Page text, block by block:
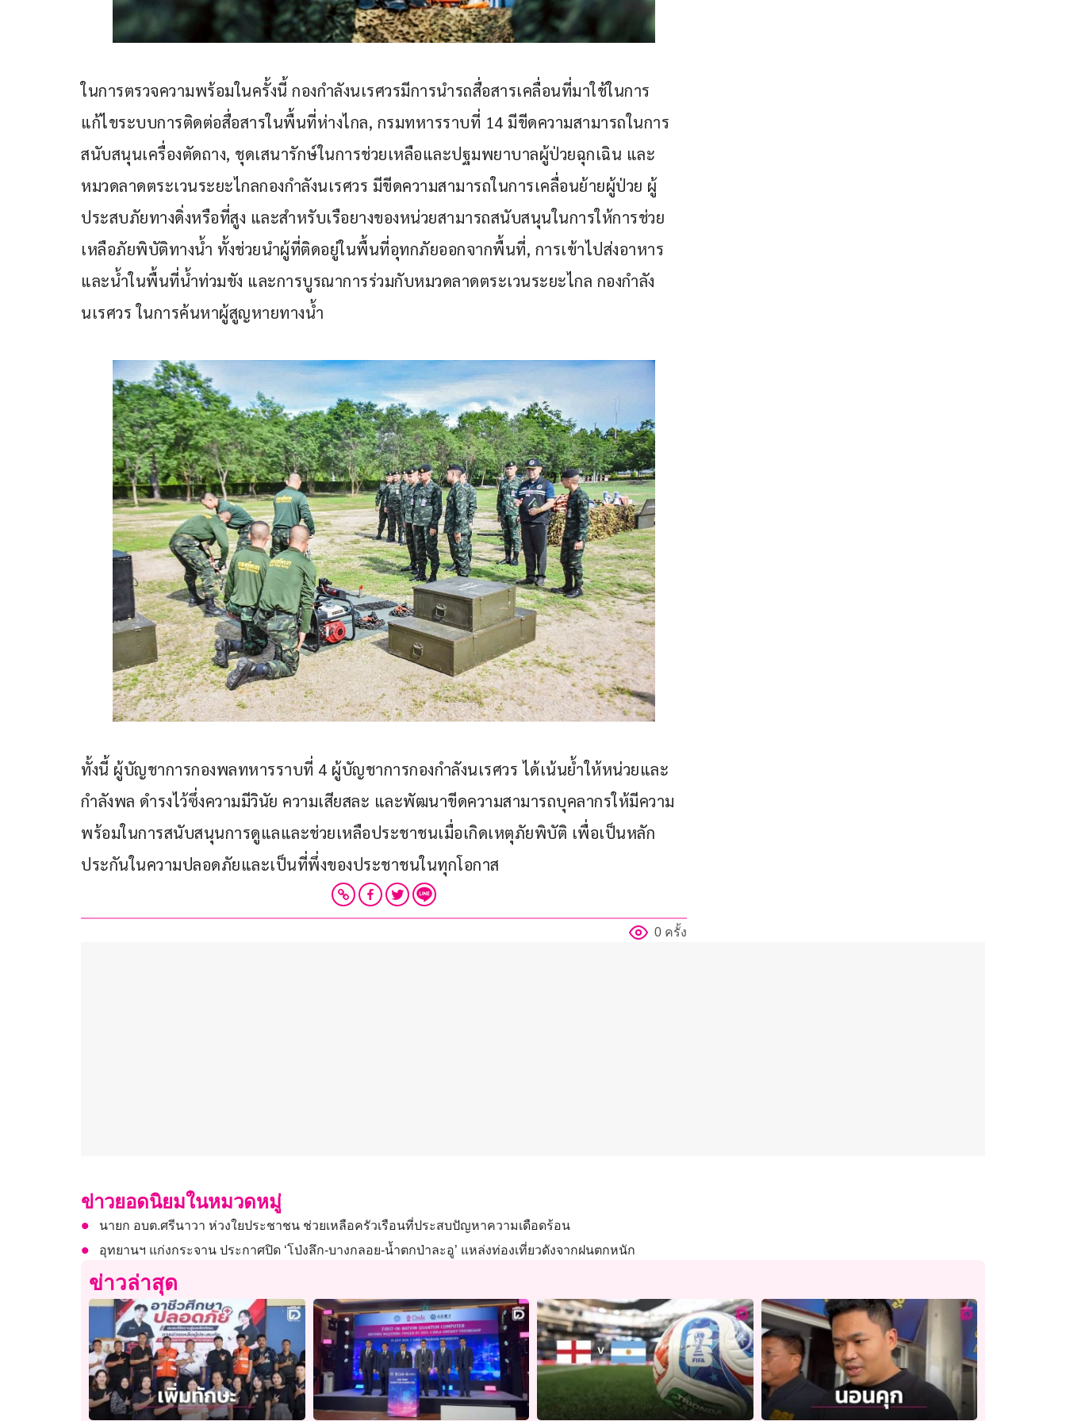
ในการตรวจความพร้อมในครั้งนี้ กองกำลังนเรศวรมีการนำรถสื่อสารเคลื่อนที่มาใช้ในการ
แก้ไขระบบการติดต่อสื่อสารในพื้นที่ห่างไกล, กรมทหารราบที่ 14 มีขีดความสามารถในการ
สนับสนุนเครื่องตัดถาง, ชุดเสนารักษ์ในการช่วยเหลือและปฐมพยาบาลผู้ป่วยฉุกเฉิน และ
หมวดลาดตระเวนระยะไกลกองกำลังนเรศวร มีขีดความสามารถในการเคลื่อนย้ายผู้ป่วย ผู้
ประสบภัยทางดิ่งหรือที่สูง และสำหรับเรือยางของหน่วยสามารถสนับสนุนในการให้การช่วย
เหลือภัยพิบัติทางน้ำ ทั้งช่วยนำผู้ที่ติดอยู่ในพื้นที่อุทกภัยออกจากพื้นที่, การเข้าไปส่งอาหาร
และน้ำในพื้นที่น้ำท่วมขัง และการบูรณาการร่วมกับหมวดลาดตระเวนระยะไกล กองกำลัง
นเรศวร ในการค้นหาผู้สูญหายทางน้ำ
ทั้งนี้ ผู้บัญชาการกองพลทหารราบที่ 4 ผู้บัญชาการกองกำลังนเรศวร ได้เน้นย้ำให้หน่วยและ
กำลังพล ดำรงไว้ซึ่งความมีวินัย ความเสียสละ และพัฒนาขีดความสามารถบุคลากรให้มีความ
พร้อมในการสนับสนุนการดูแลและช่วยเหลือประชาชนเมื่อเกิดเหตุภัยพิบัติ เพื่อเป็นหลัก
ประกันในความปลอดภัยและเป็นที่พึ่งของประชาชนในทุกโอกาส
0 ครั้ง
ข่าวยอดนิยมในหมวดหมู่
นายก อบต.ศรีนาวา ห่วงใยประชาชน ช่วยเหลือครัวเรือนที่ประสบปัญหาความเดือดร้อน
อุทยานฯ แก่งกระจาน ประกาศปิด ‘โป่งลึก-บางกลอย-น้ำตกป่าละอู’ แหล่งท่องเที่ยวดังจากฝนตกหนัก
ข่าวล่าสุด